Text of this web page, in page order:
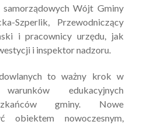
samorządowych Wójt Gminy
Szperlik, Przewodniczący
i pracownicy urzędu, jak
i inspektor nadzoru.
to ważny krok w
edukacyjnych
gminy. Nowe
obiektem nowoczesnym,